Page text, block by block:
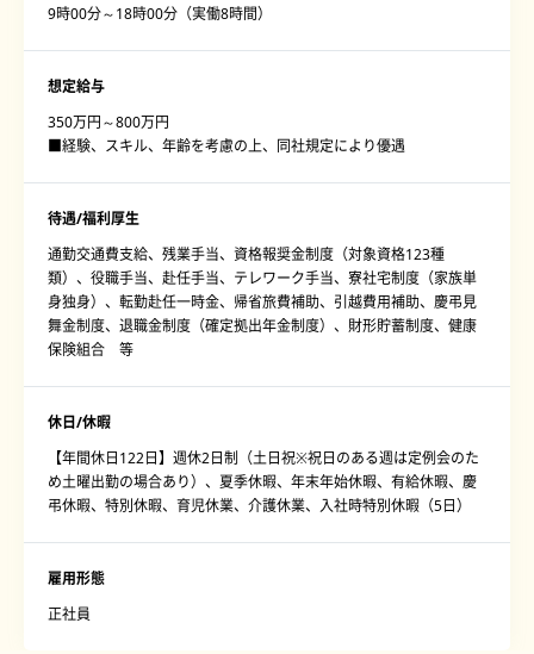
9時00分～18時00分（実働8時間）
想定給与
350万円～800万円
■経験、スキル、年齢を考慮の上、同社規定により優遇
待遇/福利厚生
通勤交通費支給、残業手当、資格報奨金制度（対象資格123種
類）、役職手当、赴任手当、テレワーク手当、寮社宅制度（家族単
身独身）、転勤赴任一時金、帰省旅費補助、引越費用補助、慶弔見
舞金制度、退職金制度（確定拠出年金制度）、財形貯蓄制度、健康
保険組合 等
休日/休暇
【年間休日122日】週休2日制（土日祝※祝日のある週は定例会のた
め土曜出勤の場合あり）、夏季休暇、年末年始休暇、有給休暇、慶
弔休暇、特別休暇、育児休業、介護休業、入社時特別休暇（5日）
雇用形態
正社員